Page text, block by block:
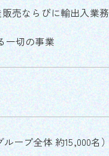
売ならびに輸出入業務
一切の事業
ープ全体 約15,000名）